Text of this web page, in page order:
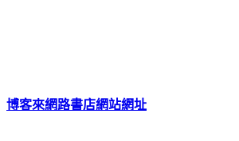
博客來網路書店網站網址